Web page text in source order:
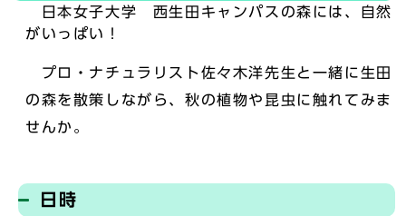
日本女子大学 西生田キャンパスの森には、自然
がいっぱい！
プロ・ナチュラリスト佐々木洋先生と一緒に生田
の森を散策しながら、秋の植物や昆虫に触れてみま
せんか。
日時